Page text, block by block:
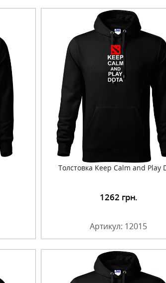
Толстовка Keep Calm and Play
1262 грн.
Артикул: 12015
Подробнее